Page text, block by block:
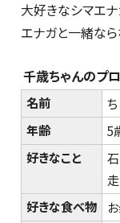
大好きなシマエ
エナガと一緒なら
千歳ちゃんのプ
名前
年齢
5
好きなこと
好きな食べ物